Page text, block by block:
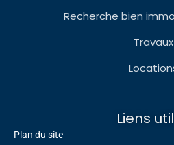
Recherche bien
Travaux
Liens
Plan du site